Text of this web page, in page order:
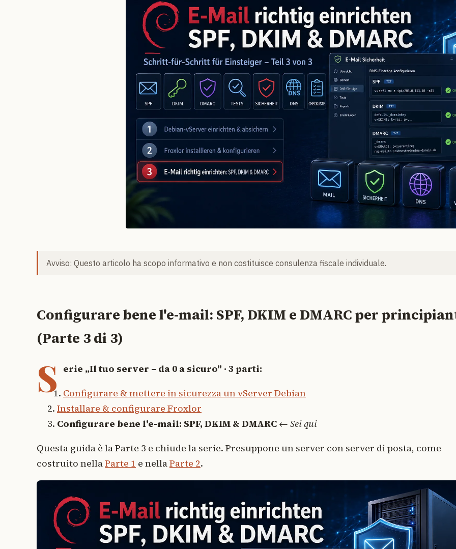
Avviso: Questo articolo ha scopo informativo e non costituisce consulenza fiscale individuale.
Configurare bene l'e-mail: SPF, DKIM e DMARC per
(Parte 3 di 3)
S erie „Il tuo server – da 0 a sicuro" · 3 parti:
Configurare & mettere in sicurezza un vServer Debian
Installare & configurare Froxlor
Configurare bene l'e-mail: SPF, DKIM & DMARC ← Sei qui
Questa guida è la Parte 3 e chiude la serie. Presuppone un server con server di posta, come
costruito nellaParte 1 e nellaParte 2.